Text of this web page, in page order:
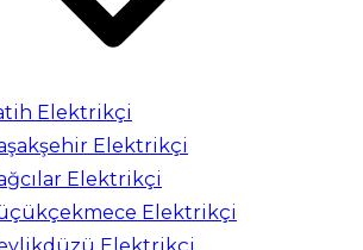
Elektrikçi
Elektrikçi
Elektrikçi
Elektrikçi